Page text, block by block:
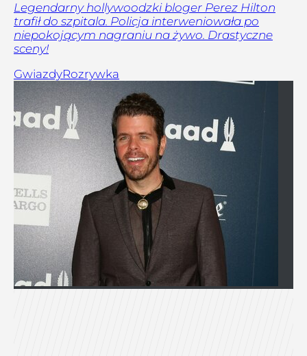
Legendarny hollywoodzki bloger Perez Hilton
trafił do szpitala. Policja interweniowała po
niepokojącym nagraniu na żywo. Drastyczne
sceny!
GwiazdyRozrywka